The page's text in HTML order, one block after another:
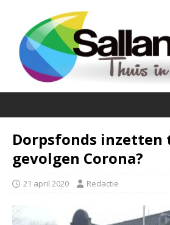
Dorpsfonds inzetten
gevolgen Corona?
21 april 2020 Redactie